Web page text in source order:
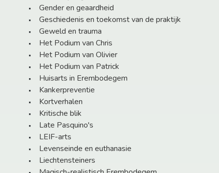
Gender en geaardheid
Geschiedenis en toekomst van de praktijk
Geweld en trauma
Het Podium van Chris
Het Podium van Olivier
Het Podium van Patrick
Huisarts in Erembodegem
Kankerpreventie
Kortverhalen
Kritische blik
Late Pasquino's
LEIF-arts
Levenseinde en euthanasie
Liechtensteiners